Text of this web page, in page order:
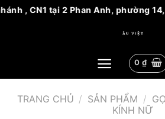
tại 2 Phan Anh, phường 14, quận
0 ₫
TRANG CHỦ / SẢN PHẨM /
KÍNH NỮ